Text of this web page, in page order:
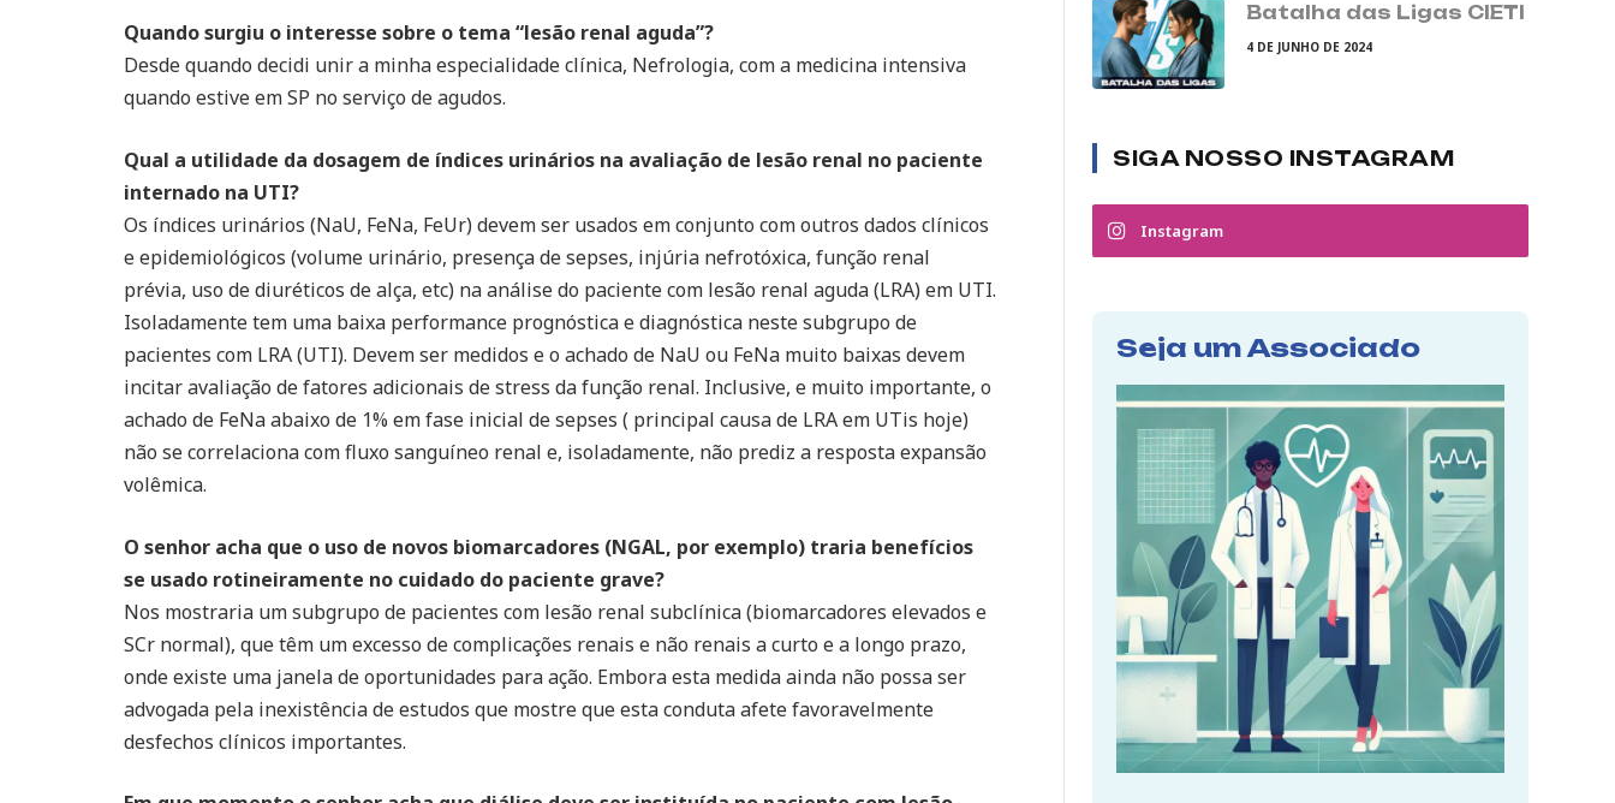
Quando surgiu o interesse sobre o tema “lesão renal aguda”?
Desde quando decidi unir a minha especialidade clínica, Nefrologia, com a medicina intensiva
quando estive em SP no serviço de agudos.
Qual a utilidade da dosagem de índices urinários na avaliação de lesão renal no paciente
internado na UTI?
Os índices urinários (NaU, FeNa, FeUr) devem ser usados em conjunto com outros dados clínicos
e epidemiológicos (volume urinário, presença de sepses, injúria nefrotóxica, função renal
prévia, uso de diuréticos de alça, etc) na análise do paciente com lesão renal aguda (LRA) em UTI.
Isoladamente tem uma baixa performance prognóstica e diagnóstica neste subgrupo de
pacientes com LRA (UTI). Devem ser medidos e o achado de NaU ou FeNa muito baixas devem
incitar avaliação de fatores adicionais de stress da função renal. Inclusive, e muito importante, o
achado de FeNa abaixo de 1% em fase inicial de sepses ( principal causa de LRA em UTis hoje)
não se correlaciona com fluxo sanguíneo renal e, isoladamente, não prediz a resposta expansão
volêmica.
O senhor acha que o uso de novos biomarcadores (NGAL, por exemplo) traria benefícios
se usado rotineiramente no cuidado do paciente grave?
Nos mostraria um subgrupo de pacientes com lesão renal subclínica (biomarcadores elevados e
SCr normal), que têm um excesso de complicações renais e não renais a curto e a longo prazo,
onde existe uma janela de oportunidades para ação. Embora esta medida ainda não possa ser
advogada pela inexistência de estudos que mostre que esta conduta afete favoravelmente
desfechos clínicos importantes.
Batalha das Ligas CIETI
4 DE JUNHO DE 2024
SIGA NOSSO INSTAGRAM
Instagram
Seja um Associado